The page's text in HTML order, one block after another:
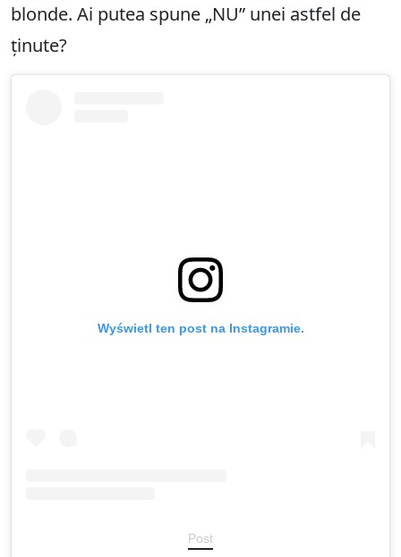
blonde. Ai putea spune „NU” unei astfel de
ținute?
Wyświetl ten post na Instagramie.
Post